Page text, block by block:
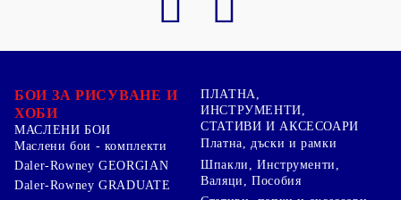
БОИ ЗА РИСУВАНЕ И
ХОБИ
МАСЛЕНИ БОИ
Маслени бои - комплекти
Daler-Rowney GEORGIAN
Daler-Rowney GRADUATE
ПЛАТНА,
ИНСТРУМЕНТИ,
СТАТИВИ И АКСЕСОАРИ
Платна, дъски и рамки
Шпакли, Инструменти,
Валяци, Пособия